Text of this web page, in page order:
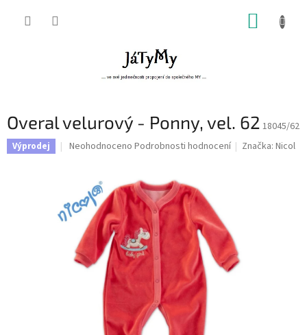
Overal velurový - Ponny, vel. 62 18045/62
Výprodej
Průměrné
0,0
z
hvězdiček.
Neohodnoceno Podrobnosti hodnocení Značka:Nicol